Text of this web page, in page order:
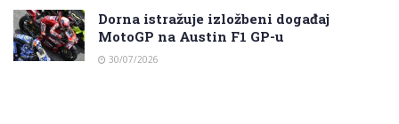
Dorna istražuje izložbeni događaj
MotoGP na Austin F1 GP-u
30/07/2026